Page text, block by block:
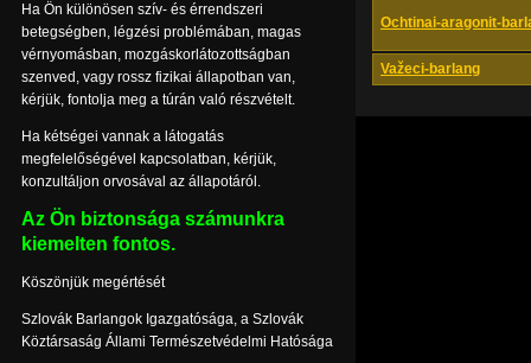
Ochtinai-aragonit-
Važeci-barlang
Ha Ön különösen szív- és érrendszeri
betegségben, légzési problémában, magas
vérnyomásban, mozgáskorlátozottságban
szenved, vagy rossz fizikai állapotban van,
kérjük, fontolja meg a túrán való részvételt.
Ha kétségei vannak a látogatás
megfelelőségével kapcsolatban, kérjük,
konzultáljon orvosával az állapotáról.
Az Ön biztonsága számunkra
kiemelten fontos.
Köszönjük megértését
Szlovák Barlangok Igazgatósága, a Szlovák
Köztársaság Állami Természetvédelmi Hatósága